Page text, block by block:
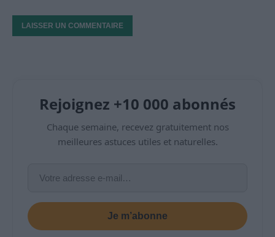
Rejoignez +10 000 abonnés
Chaque semaine, recevez gratuitement nos
meilleures astuces utiles et naturelles.
Je m’abonne